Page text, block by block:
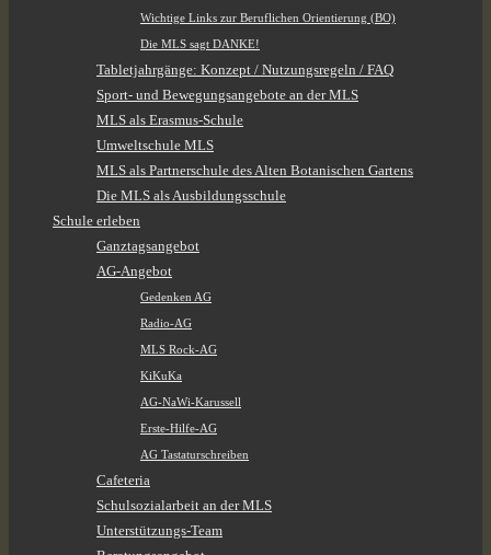
Wichtige Links zur Beruflichen Orientierung (BO)
Die MLS sagt DANKE!
Tabletjahrgänge: Konzept / Nutzungsregeln / FAQ
Sport- und Bewegungsangebote an der MLS
MLS als Erasmus-Schule
Umweltschule MLS
MLS als Partnerschule des Alten Botanischen Gartens
Die MLS als Ausbildungsschule
Schule erleben
Ganztagsangebot
AG-Angebot
Gedenken AG
Radio-AG
MLS Rock-AG
KiKuKa
AG-NaWi-Karussell
Erste-Hilfe-AG
AG Tastaturschreiben
Cafeteria
Schulsozialarbeit an der MLS
Unterstützungs-Team